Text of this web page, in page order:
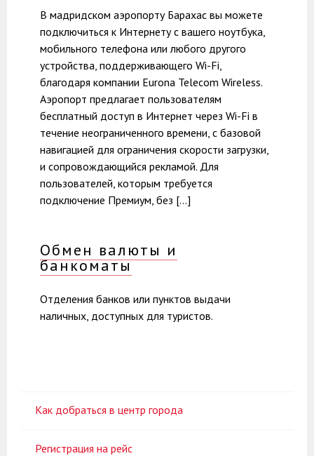
В мадридском аэропорту Барахас вы можете
подключиться к Интернету с вашего ноутбука,
мобильного телефона или любого другого
устройства, поддерживающего Wi-Fi,
благодаря компании Eurona Telecom Wireless.
Аэропорт предлагает пользователям
бесплатный доступ в Интернет через Wi-Fi в
течение неограниченного времени, с базовой
навигацией для ограничения скорости загрузки,
и сопровождающийся рекламой. Для
пользователей, которым требуется
подключение Премиум, без […]
Обмен валюты и
банкоматы
Отделения банков или пунктов выдачи
наличных, доступных для туристов.
Как добраться в центр города
Регистрация на рейс